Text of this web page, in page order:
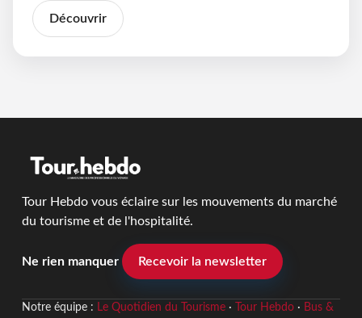
Découvrir
Tour Hebdo vous éclaire sur les mouvements du marché
du tourisme et de l'hospitalité.
Ne rien manquer Recevoir la newsletter
Notre équipe : Le Quotidien du Tourisme· Tour Hebdo· Bus &